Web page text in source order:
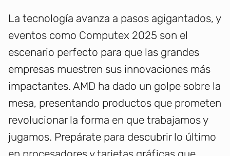
La tecnología avanza a pasos agigantados, y
eventos como Computex 2025 son el
escenario perfecto para que las grandes
empresas muestren sus innovaciones más
impactantes. AMD ha dado un golpe sobre la
mesa, presentando productos que prometen
revolucionar la forma en que trabajamos y
jugamos. Prepárate para descubrir lo último